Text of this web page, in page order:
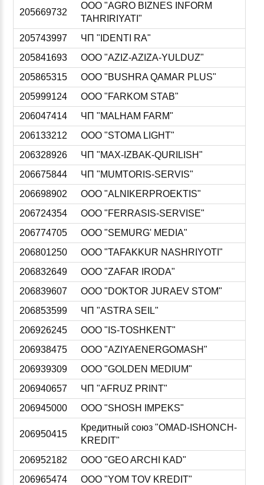
205669732
ООО "AGRO BIZNES INFORM
TAHRIRIYATI"
205743997
ЧП "IDENTI RA"
205841693
ООО "AZIZ-AZIZA-YULDUZ"
205865315
ООО "BUSHRA QAMAR PLUS"
205999124
ООО "FARKOM STAB"
206047414
ЧП "MALHAM FARM"
206133212
ООО "STOMA LIGHT"
206328926
ЧП "MAX-IZBAK-QURILISH"
206675844
ЧП "MUMTORIS-SERVIS"
206698902
ООО "ALNIKERPROEKTIS"
206724354
ООО "FERRASIS-SERVISE"
206774705
ООО "SEMURG' MEDIA"
206801250
ООО "TAFAKKUR NASHRIYOTI"
206832649
ООО "ZAFAR IRODA"
206839607
ООО "DOKTOR JURAEV STOM"
206853599
ЧП "ASTRA SEIL"
206926245
ООО "IS-TOSHKENT"
206938475
ООО "AZIYAENERGOMASH"
206939309
ООО "GOLDEN MEDIUM"
206940657
ЧП "AFRUZ PRINT"
206945000
ООО "SHOSH IMPEKS"
206950415
Кредитный союз "OMAD-ISHONCH-
KREDIT"
206952182
ООО "GEO ARCHI KAD"
206965474
ООО "YOM TOV KREDIT"